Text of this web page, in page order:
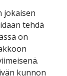
jokaisen
tehdä
on
kunnon